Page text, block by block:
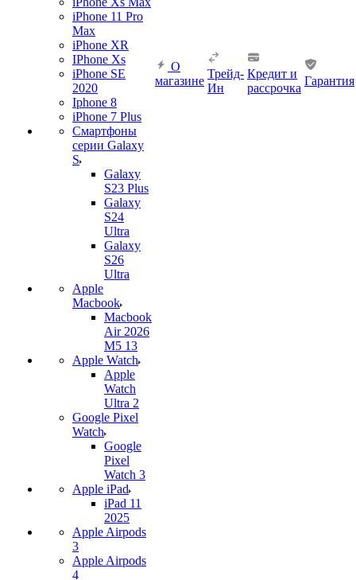
iPhone 11 Pro
Max
iPhone XR
IPhone Xs
iPhone SE
2020
Iphone 8
iPhone 7 Plus
Смартфоны
серии Galaxy
S
Galaxy
S23 Plus
Galaxy
S24
Ultra
Galaxy
S26
Ultra
Apple
Macbook
Macbook
Air 2026
M5 13
Apple Watch
Apple
Watch
Ultra 2
Google Pixel
Watch
Google
Pixel
Watch 3
Apple iPad
iPad 11
2025
Apple Airpods
3
Apple Airpods
4
О
магазине
Трейд-
Ин
Кредит и
рассрочка
Гарантия